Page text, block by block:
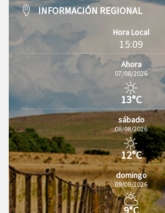
INFORMACIÓN REGIONAL
Hora Local
15:09
Ahora
07/08/2026
13°C
sábado
08/08/2026
12°C
domingo
09/08/2026